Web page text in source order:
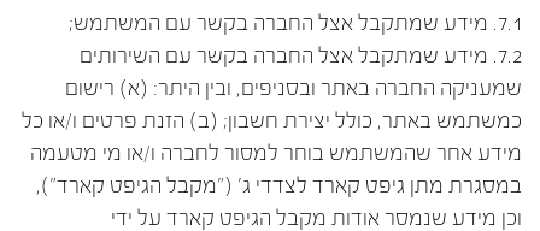
7.1. מידע שמתקבל אצל החברה בקשר עם המשתמש;
7.2. מידע שמתקבל אצל החברה בקשר עם השירותים
שמעניקה החברה באתר ובסניפים, ובין היתר: (א) רישום
כמשתמש באתר, כולל יצירת חשבון; (ב) הזנת פרטים ו/או כל
מידע אחר שהמשתמש בוחר למסור לחברה ו/או מי מטעמה
במסגרת מתן גיפט קארד לצדדי ג' ("מקבל הגיפט קארד"),
וכן מידע שנמסר אודות מקבל הגיפט קארד על ידי